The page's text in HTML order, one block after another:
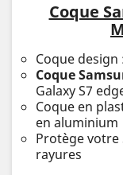
Coque
Coque
Coque
Galaxy S7
Coque en
en aluminium
Protège votre
rayures